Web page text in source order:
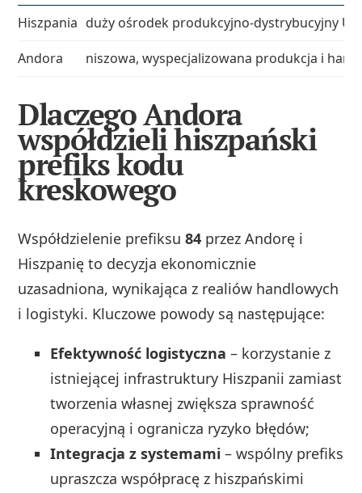
Hiszpania duży ośrodek produkcyjno‑dystrybucyjny
Andora
niszowa, wyspecjalizowana produkcja i
Dlaczego Andora
współdzieli hiszpański
prefiks kodu
kreskowego
Współdzielenie prefiksu84 przez Andorę i
Hiszpanię to decyzja ekonomicznie
uzasadniona, wynikająca z realiów handlowych
i logistyki. Kluczowe powody są następujące:
Efektywność logistyczna – korzystanie z
istniejącej infrastruktury Hiszpanii zamiast
tworzenia własnej zwiększa sprawność
operacyjną i ogranicza ryzyko błędów;
Integracja z systemami – wspólny prefiks
upraszcza współpracę z hiszpańskimi